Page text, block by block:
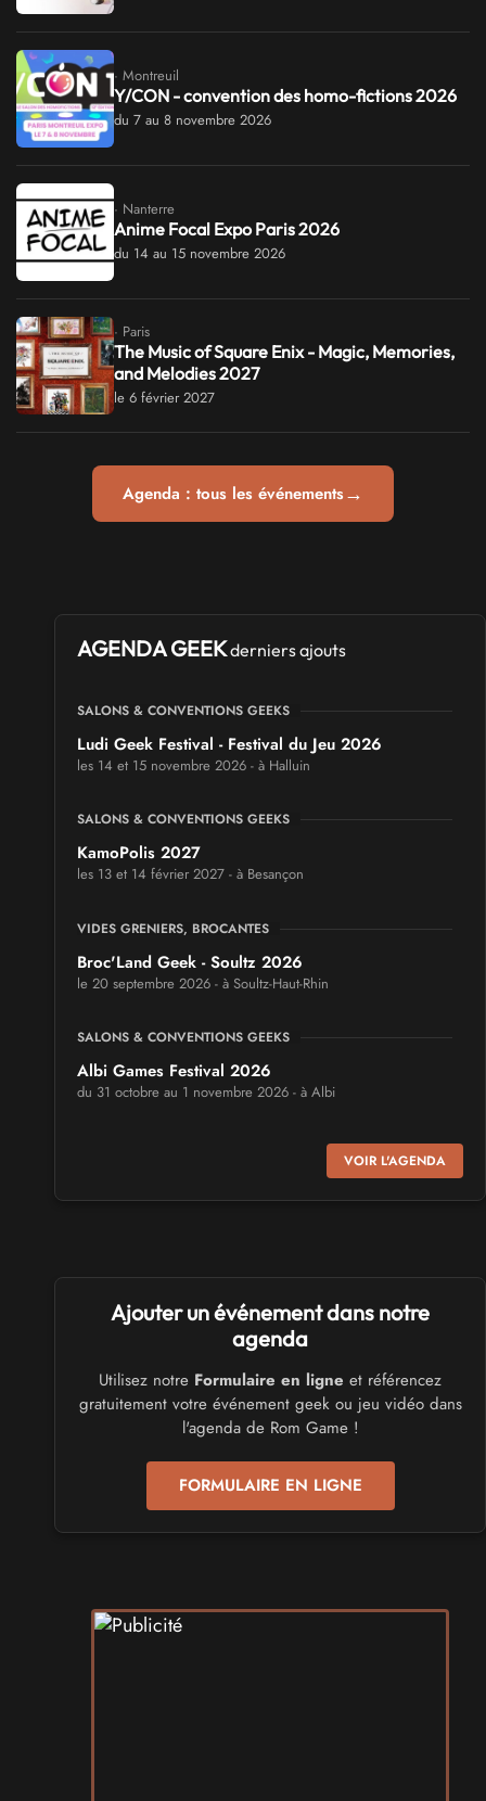
· Montreuil
Y/CON - convention des homo-fictions 2026
du 7 au 8 novembre 2026
· Nanterre
Anime Focal Expo Paris 2026
du 14 au 15 novembre 2026
· Paris
The Music of Square Enix - Magic, Memories,
and Melodies 2027
le 6 février 2027
Agenda : tous les événements→
AGENDA GEEKderniers ajouts
SALONS & CONVENTIONS GEEKS
Ludi Geek Festival - Festival du Jeu 2026
les 14 et 15 novembre 2026 - à Halluin
SALONS & CONVENTIONS GEEKS
KamoPolis 2027
les 13 et 14 février 2027 - à Besançon
VIDES GRENIERS, BROCANTES
Broc'Land Geek - Soultz 2026
le 20 septembre 2026 - à Soultz-Haut-Rhin
SALONS & CONVENTIONS GEEKS
Albi Games Festival 2026
du 31 octobre au 1 novembre 2026 - à Albi
Virtual Calais - salon du jeu vidéo et des loisirs
numériques 2026
SALONS & CONVENTIONS GEEKS
Trolls et Légendes 2027
du 26 au 28 mars 2027 - à Mons
CULTURE JAPONAISE ET OTAKU
Mang'Azur 2027
les 24 et 25 avril 2027 - à Toulon
SALONS & CONVENTIONS GEEKS
Play Azur Festival 2027
SALONS & CONVENTIONS GEEKS
Art To Play 2026
VOIR L'AGENDA
Ajouter un événement dans notre
agenda
Utilisez notre Formulaire en ligne et référencez
gratuitement votre événement geek ou jeu vidéo dans
l'agenda de Rom Game !
FORMULAIRE EN LIGNE